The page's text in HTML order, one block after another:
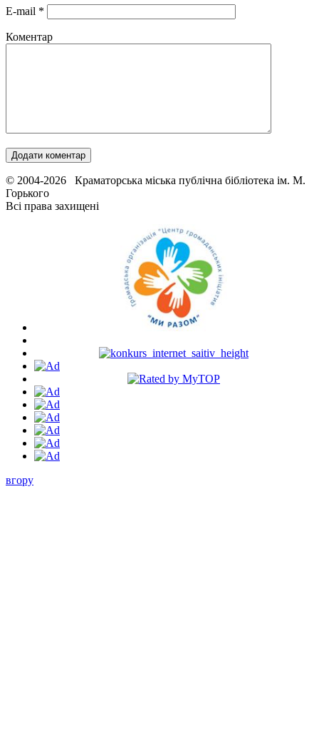
E-mail *
Коментар
© 2004-2026 Краматорська міська публічна бібліотека ім. М.
Горького
Всі права захищені
вгору